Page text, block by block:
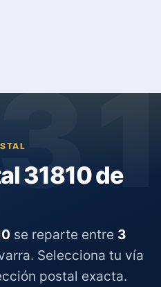
31810 de
se reparte entre 3
Selecciona tu vía
postal exacta.